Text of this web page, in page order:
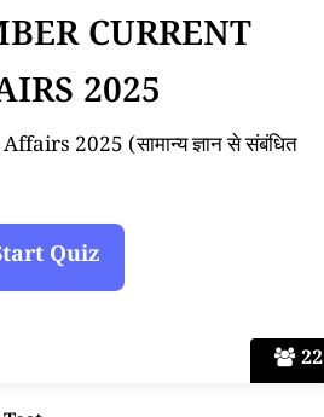
22
CURRENT
2025
2025 (सामान्य ज्ञान से संबंधित